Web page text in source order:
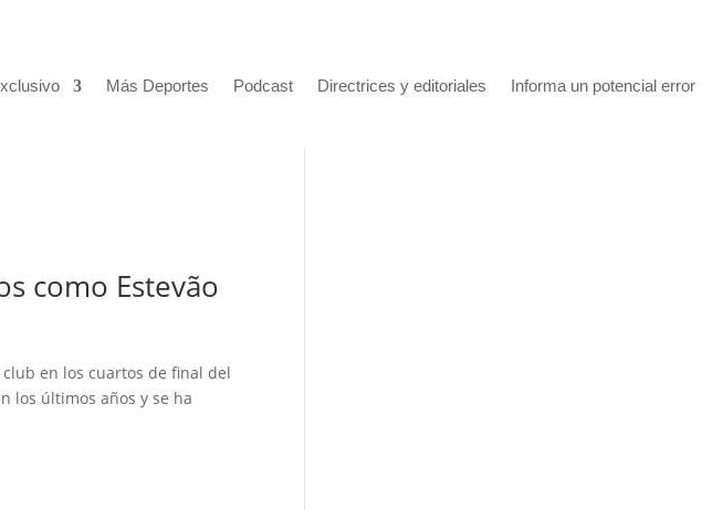
Más Deportes Podcast Directrices y editoriales Informa un potencial error
como Estevão
en los cuartos de final del
los últimos años y se ha